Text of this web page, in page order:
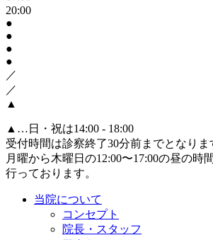
20:00
●
●
●
●
／
／
▲
▲ …日・祝は14:00 - 18:00
受付時間は診察終了30分前までとなりま
月曜から木曜日の12:00〜17:00の昼の時
行っております。
当院について
コンセプト
院長・スタッフ